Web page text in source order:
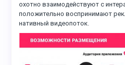
охотно взаимодействуют с
положительно воспринимают
нативный видеопоток.